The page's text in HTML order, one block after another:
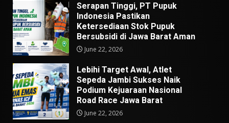
Serapan Tinggi, PT Pupuk
Indonesia Pastikan
Ketersediaan Stok Pupuk
Bersubsidi di Jawa Barat Aman
June 22, 2026
Lebihi Target Awal, Atlet
Sepeda Jambi Sukses Naik
Podium Kejuaraan Nasional
Road Race Jawa Barat
June 22, 2026